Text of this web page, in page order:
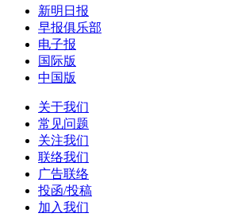
新明日报
早报俱乐部
电子报
国际版
中国版
关于我们
常见问题
关注我们
联络我们
广告联络
投函/投稿
加入我们